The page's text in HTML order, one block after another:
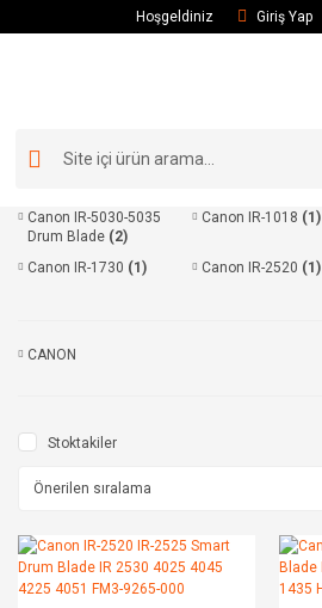
Hoşgeldiniz Giriş Yap
Canon IR-5030-5035
Drum Blade (2)
Canon IR-1018 (1)
Canon IR-1730 (1) Canon IR-2520 (1)
CANON
Stoktakiler